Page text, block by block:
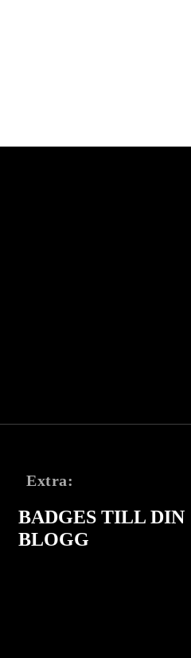
Extra:
BADGES TILL DIN
BLOGG